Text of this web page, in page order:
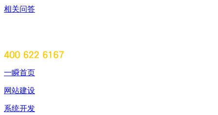
相关问答
一瞬首页
网站建设
系统开发